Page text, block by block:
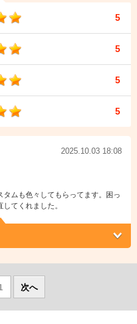
5
5
5
5
2025.10.03 18:08
ムも色々してもらってます。困っ
てくれました。
次へ